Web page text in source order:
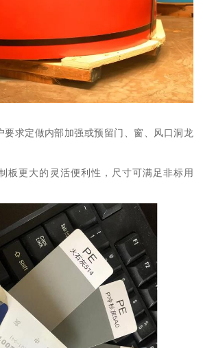
要求定做内部加强或预留门、窗、风口洞龙
板更大的灵活便利性，尺寸可满足非标用